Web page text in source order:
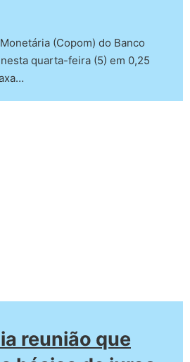
(Copom) do Banco
quarta-feira (5) em 0,25
reunião que